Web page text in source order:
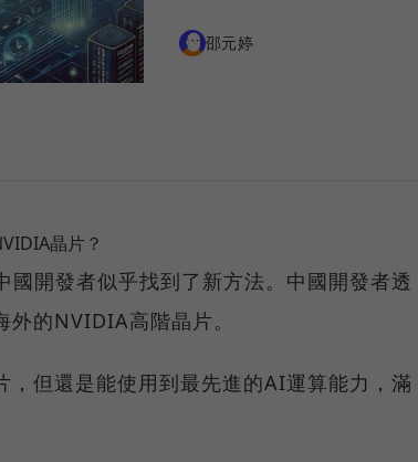
邵元婷
晶片？
開發者似乎找到了新方法。中國開發者透
的NVIDIA高階晶片。
但還是能使用到最先進的AI運算能力，滿